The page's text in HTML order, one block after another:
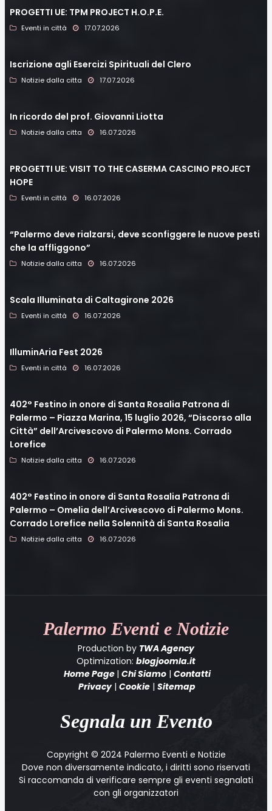
PROGETTI UE: TPM PROJECT H.O.P.E.
Eventi in città 17.07.2026
Iscrizione agli Esercizi Spirituali del Clero
Notizie dalla citta 17.07.2026
In ricordo del prof. Giovanni Liotta
Notizie dalla citta 16.07.2026
PROGETTI UE: VISIT TO THE CASERMA CASCINO PROJECT
HOPE
Eventi in città 16.07.2026
“Palermo deve rialzarsi, deve sconfiggere le nuove pesti
che la affliggono”
Notizie dalla citta 16.07.2026
Scala Illuminata di Caltagirone 2026
Eventi in città 16.07.2026
IlluminAria Fest 2026
Eventi in città 16.07.2026
402° Festino in onore di Santa Rosalia Patrona di
Palermo – Piazza Marina, 15 luglio 2026, “Discorso alla
Città” dell’Arcivescovo di Palermo Mons. Corrado
Lorefice
Notizie dalla citta 16.07.2026
402° Festino in onore di Santa Rosalia Patrona di
Palermo – Omelia dell’Arcivescovo di Palermo Mons.
Corrado Lorefice nella Solennità di Santa Rosalia
Notizie dalla citta 16.07.2026
Palermo Eventi e Notizie
Production by TWA Agency
Optimization: blogjoomla.it
Home Page | Chi Siamo| Contatti
Privacy| Cookie | Sitemap
Segnala un Evento
Copyright © 2024 Palermo Eventi e Notizie
Dove non diversamente indicato, i diritti sono riservati
Si raccomanda di verificare sempre gli eventi segnalati
con gli organizzatori